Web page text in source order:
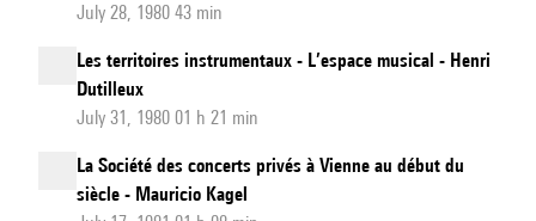
July 28, 1980 43 min
Les territoires instrumentaux - L’espace musical - Henri
Dutilleux
July 31, 1980 01 h 21 min
La Société des concerts privés à Vienne au début du
siècle - Mauricio Kagel